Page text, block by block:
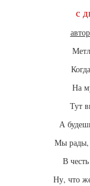
с
На
Тут
А
Мы рады,
В
Ну, что